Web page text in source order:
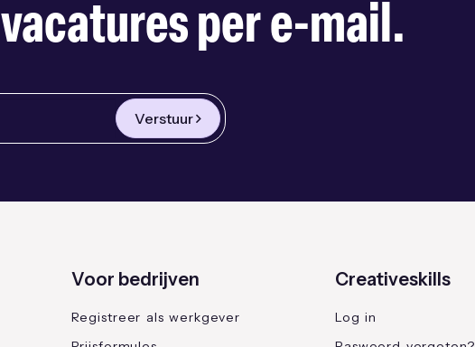
vacatures per e-mail.
Verstuur
Voor bedrijven
Registreer als werkgever
Creativeskills
Log in